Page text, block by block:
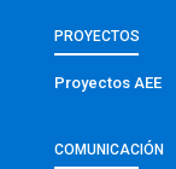
PROYECTOS
Proyectos AEE
COMUNICACIÓN